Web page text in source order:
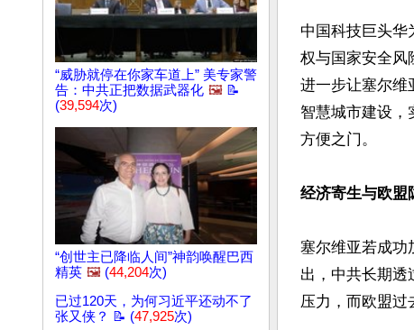
“威胁就停在你家车道上” 美专家警
告：中共正把数据武器化 🖼️ 📝
(39,594次)
“创世主已降临人间”神韵唤醒巴西
精英 🖼️ (44,204次)
已过120天，为何习近平还动不了
张又侠？ 📝 (47,925次)
中国科技巨头华
权与国家安全风
进一步让塞尔维
智慧城市建设，
方便之门。
经济寄生与欧盟
塞尔维亚若成功
出，中共长期透
压力，而欧盟过